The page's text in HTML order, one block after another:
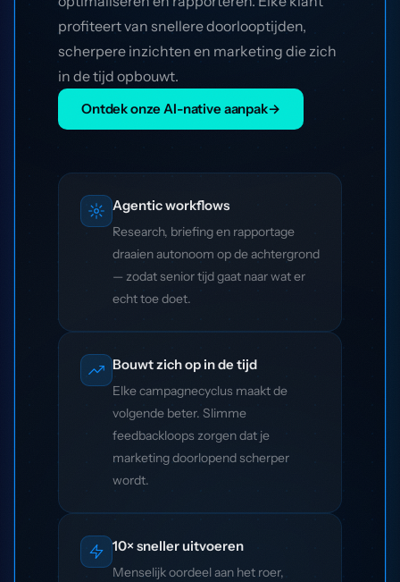
profiteert van snellere doorlooptijden,
scherpere inzichten en marketing die zich
in de tijd opbouwt.
Ontdek onze AI-native aanpak→
Agentic workflows
Research, briefing en rapportage
draaien autonoom op de achtergrond
— zodat senior tijd gaat naar wat er
echt toe doet.
Bouwt zich op in de tijd
Elke campagnecyclus maakt de
volgende beter. Slimme
feedbackloops zorgen dat je
marketing doorlopend scherper
wordt.
10× sneller uitvoeren
Menselijk oordeel aan het roer,